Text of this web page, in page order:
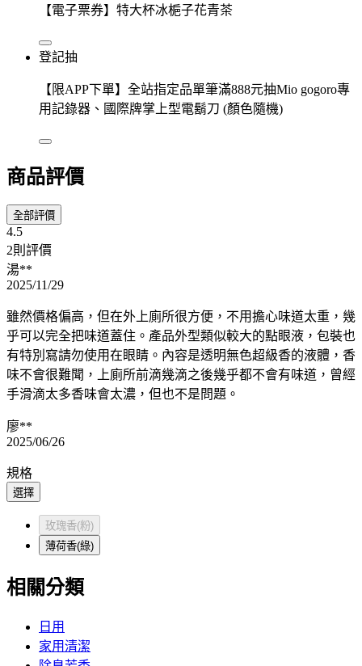
【電子票券】特大杯冰梔子花青茶
登記抽
【限APP下單】全站指定品單筆滿888元抽Mio gogoro專
用記錄器、國際牌掌上型電鬍刀 (顏色隨機)
商品評價
全部評價
4.5
2則評價
湯**
2025/11/29
雖然價格偏高，但在外上廁所很方便，不用擔心味道太重，幾
乎可以完全把味道蓋住。產品外型類似較大的點眼液，包裝也
有特別寫請勿使用在眼睛。內容是透明無色超級香的液體，香
味不會很難聞，上廁所前滴幾滴之後幾乎都不會有味道，曾經
手滑滴太多香味會太濃，但也不是問題。
廖**
2025/06/26
規格
選擇
玫瑰香(粉)
薄荷香(綠)
相關分類
日用
家用清潔